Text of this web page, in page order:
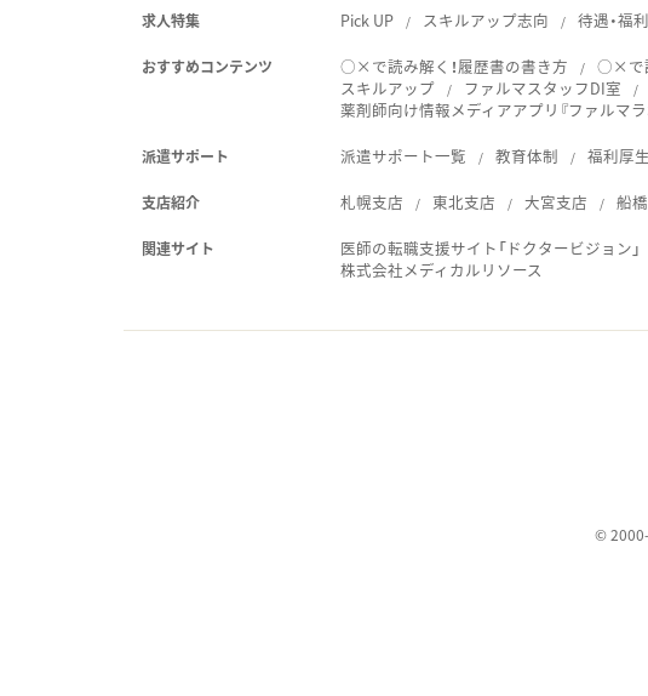
求人特集 Pick UP スキルアップ志向 待遇・福
おすすめコンテンツ ○×で読み解く！履歴書の書き方 ○×で
スキルアップ
ファルマスタッフDI室
薬剤師向け情報メディアアプリ『ファルマラ
派遣サポート 派遣サポート一覧 教育体制 福利厚生
支店紹介 札幌支店 東北支店 大宮支店 船
関連サイト 医師の転職支援サイト「ドクタービジョン」
株式会社メディカルリソース
©